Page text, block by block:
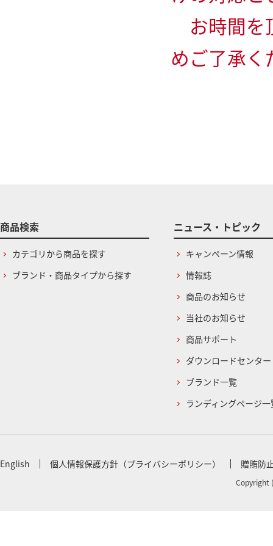
お時間を
めご了承く
商品検索
カテゴリから商品を探す
ブランド・商品タイプから探す
ニュース・トピック
キャンペーン情報
情報誌
商品のお知らせ
当社のお知らせ
商品サポート
ダウンロードセンター
ブランド一覧
ランディングページ一
English 個人情報保護方針（プライバシーポリシー） 贈賄防
Copyright